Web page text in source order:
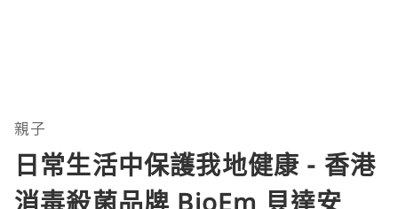
親子
日常生活中保護我地健康 - 香港
消毒殺菌品牌 BioEm 貝達安